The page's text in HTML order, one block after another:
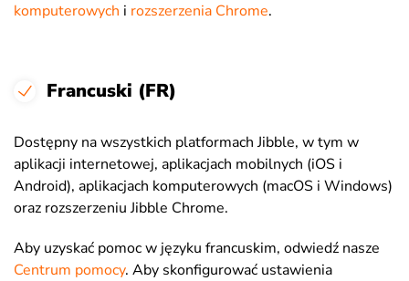
komputerowych i rozszerzenia Chrome.
Francuski (FR)
Dostępny na wszystkich platformach Jibble, w tym w
aplikacji internetowej, aplikacjach mobilnych (iOS i
Android), aplikacjach komputerowych (macOS i Windows)
oraz rozszerzeniu Jibble Chrome.
Aby uzyskać pomoc w języku francuskim, odwiedź nasze
Centrum pomocy. Aby skonfigurować ustawienia